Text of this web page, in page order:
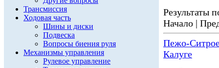
Трансмиссия
Ходовая часть
Шины и диски
Подвеска
Вопросы биения руля
Механизмы управления
Рулевое управление
Результаты
Начало |
Пежо-
Калуге